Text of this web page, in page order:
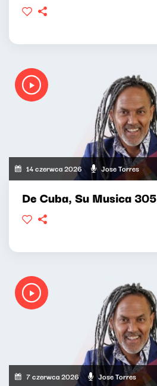
14 czerwca 2026 Jose Torres
De Cuba, Su Musica 305
7 czerwca 2026 Jose Torres